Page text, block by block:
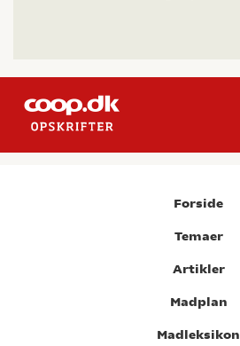
Forside
Temaer
Artikler
Madplan
Madleksikon